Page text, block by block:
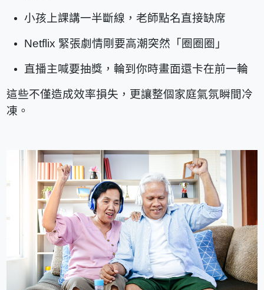
小孩上課講一半斷線，老師點名直接缺席
Netflix 緊張劇情剛要高潮突然「圈圈圈」
直播主喊要抽獎，輪到你時畫面還卡在前一輪
這些不僅造成效率損失，更讓整個家庭氣氛瞬間冷
凍。